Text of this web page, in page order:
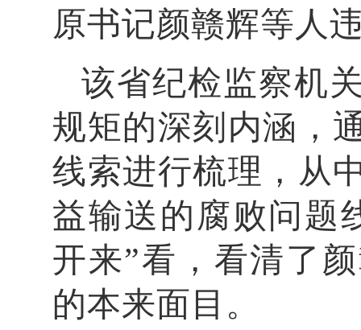
原书记颜赣辉等人
该省纪检监察机
规矩的深刻内涵，
线索进行梳理，从
益输送的腐败问题
开来”看，看清了
的本来面目。